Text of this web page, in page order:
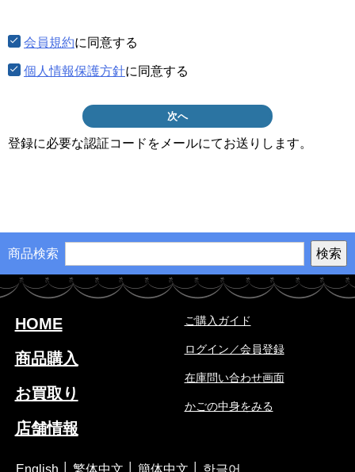
会員規約に同意する
個人情報保護方針に同意する
次へ
登録に必要な認証コードをメールにてお送りします。
商品検索
HOME
商品購入
お買取り
店舗情報
ご購入ガイド
ログイン／会員登録
在庫問い合わせ画面
かごの中身をみる